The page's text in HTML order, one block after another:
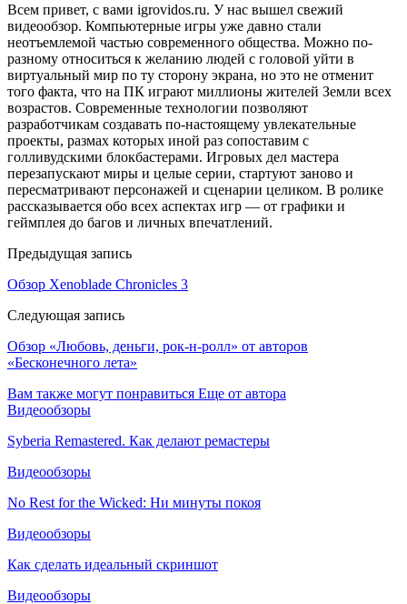
Всем привет, с вами igrovidos.ru. У нас вышел свежий
видеообзор. Компьютерные игры уже давно стали
неотъемлемой частью современного общества. Можно по-
разному относиться к желанию людей с головой уйти в
виртуальный мир по ту сторону экрана, но это не отменит
того факта, что на ПК играют миллионы жителей Земли всех
возрастов. Современные технологии позволяют
разработчикам создавать по-настоящему увлекательные
проекты, размах которых иной раз сопоставим с
голливудскими блокбастерами. Игровых дел мастера
перезапускают миры и целые серии, стартуют заново и
пересматривают персонажей и сценарии целиком. В ролике
рассказывается обо всех аспектах игр — от графики и
геймплея до багов и личных впечатлений.
Предыдущая запись
Обзор Xenoblade Chronicles 3
Следующая запись
Обзор «Любовь, деньги, рок-н-ролл» от авторов
«Бесконечного лета»
Вам также могут понравиться Еще от автора
Видеообзоры
Syberia Remastered. Как делают ремастеры
Видеообзоры
No Rest for the Wicked: Ни минуты покоя
Видеообзоры
Как сделать идеальный скриншот
Видеообзоры